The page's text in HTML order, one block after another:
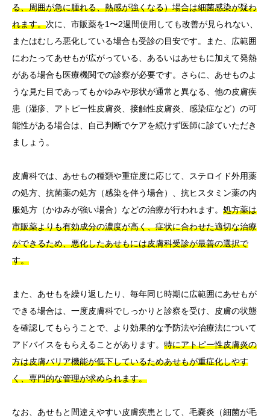
る、周囲が急に腫れる、熱感が強くなる）場合は細菌感染が疑わ
れます。次に、市販薬を1〜2週間使用しても改善が見られない、
またはむしろ悪化している場合も受診の目安です。また、広範囲
にわたってあせもが広がっている、あるいはあせもに加えて発熱
がある場合も医療機関での診察が必要です。さらに、あせものよ
うな見た目であってもかゆみや形状が通常と異なる、他の皮膚疾
患（湿疹、アトピー性皮膚炎、接触性皮膚炎、感染症など）の可
能性がある場合は、自己判断でケアを続けず医師に診ていただき
ましょう。
皮膚科では、あせもの種類や重症度に応じて、ステロイド外用薬
の処方、抗菌薬の処方（感染を伴う場合）、抗ヒスタミン薬の内
服処方（かゆみが強い場合）などの治療が行われます。 処方薬は
市販薬よりも有効成分の濃度が高く、症状に合わせた適切な治療
ができるため、悪化したあせもには皮膚科受診が最善の選択で
す。
また、あせもを繰り返したり、毎年同じ時期に広範囲にあせもが
できる場合は、一度皮膚科でしっかりと診察を受け、皮膚の状態
を確認してもらうことで、より効果的な予防法や治療法について
アドバイスをもらえることがあります。 特にアトピー性皮膚炎の
方は皮膚バリア機能が低下しているためあせもが重症化しやす
く、専門的な管理が求められます。
なお、あせもと間違えやすい皮膚疾患として、毛嚢炎（細菌が毛